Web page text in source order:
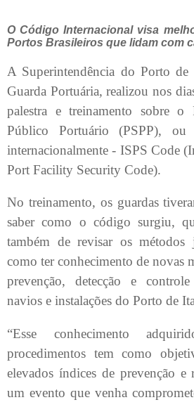
O Código Internacional visa
Portos Brasileiros que lidam com
A Superintendência do Porto de
Guarda Portuária, realizou nos
palestra e treinamento sobre o
Público Portuário (PSPP),
internacionalmente - ISPS Code
Port Facility Security Code).
No treinamento, os guardas
saber como o código surgiu,
também de revisar os métodos
como ter conhecimento de novas
prevenção, detecção e
navios e instalações do Porto de
“Esse conhecimento
procedimentos tem como
elevados índices de prevenção e
um evento que venha